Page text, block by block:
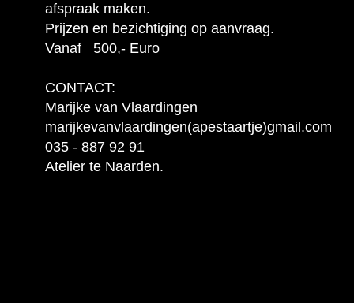
afspraak maken.
Prijzen en bezichtiging op aanvraag.
Vanaf 500,- Euro
CONTACT:
Marijke van Vlaardingen
marijkevanvlaardingen(apestaartje)gmail.com
035 - 887 92 91
Atelier te Naarden.